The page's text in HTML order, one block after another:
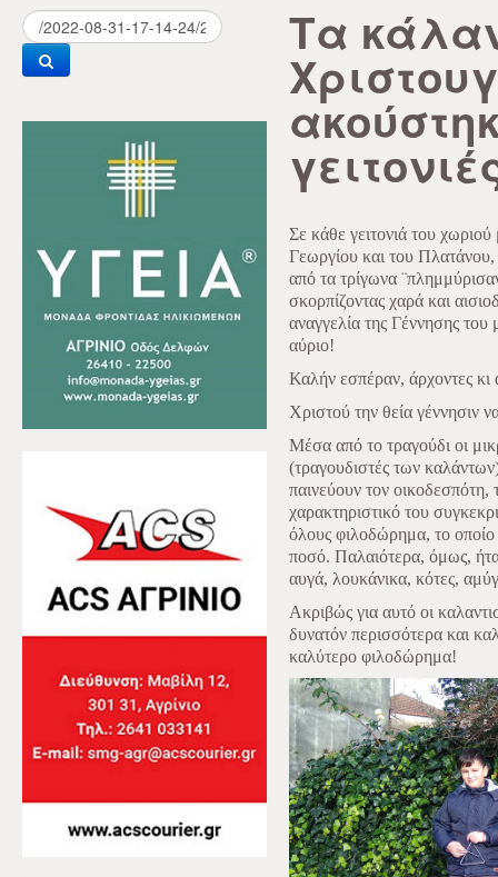
Τα
Σε κάθε γειτονιά του
Γεωργίου και του
από τα τρίγωνα
σκορπίζοντας χαρά και
αναγγελία της Γέννησης
αύριο!
Καλήν εσπέραν, άρχοντες κι
Χριστού την θεία γέννησιν
Μέσα από το τραγούδι οι
(τραγουδιστές των
παινεύουν τον οικοδεσπότη,
χαρακτηριστικό του
όλους φιλοδώρημα, το
ποσό. Παλαιότερα, όμως,
αυγά, λουκάνικα, κότες,
Ακριβώς για αυτό οι
δυνατόν περισσότερα και
καλύτερο φιλοδώρημα!